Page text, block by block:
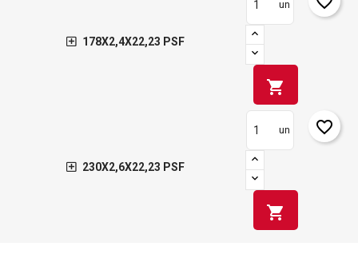
178X2,4X22,23 PSF
un
shopping_cart
230X2,6X22,23 PSF
un
shopping_cart
favorite_border